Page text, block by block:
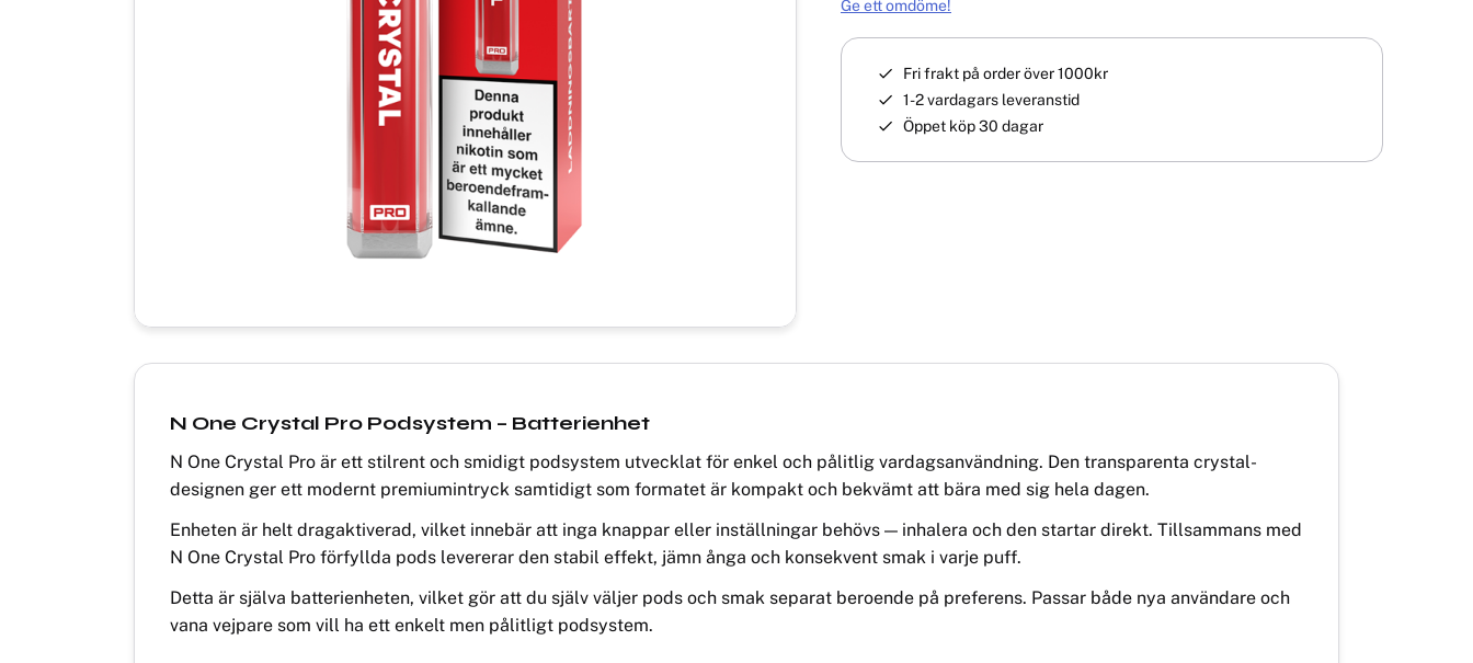
Ge ett omdöme!
Fri frakt på order över 1000kr
1-2 vardagars leveranstid
Öppet köp 30 dagar
N One Crystal Pro Podsystem – Batterienhet
N One Crystal Pro är ett stilrent och smidigt podsystem utvecklat för enkel och pålitlig vardagsanvändning. Den transparenta crystal-
designen ger ett modernt premiumintryck samtidigt som formatet är kompakt och bekvämt att bära med sig hela dagen.
Enheten är helt dragaktiverad, vilket innebär att inga knappar eller inställningar behövs — inhalera och den startar direkt. Tillsammans med
N One Crystal Pro förfyllda pods levererar den stabil effekt, jämn ånga och konsekvent smak i varje puff.
Detta är själva batterienheten, vilket gör att du själv väljer pods och smak separat beroende på preferens. Passar både nya användare och
vana vejpare som vill ha ett enkelt men pålitligt podsystem.